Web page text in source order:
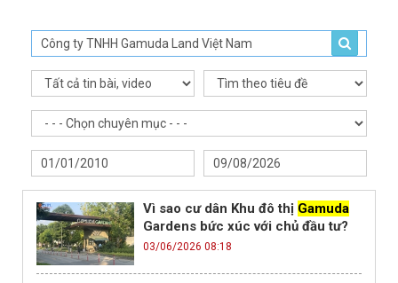
Vì sao cư dân Khu đô thị Gamuda
Gardens bức xúc với chủ đầu tư?
03/06/2026 08:18